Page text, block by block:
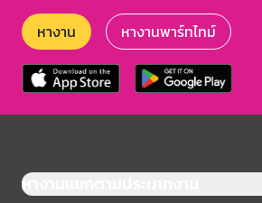
หางาน หางานพาร์ทไทม์
หางานแยกตามประเภทงาน